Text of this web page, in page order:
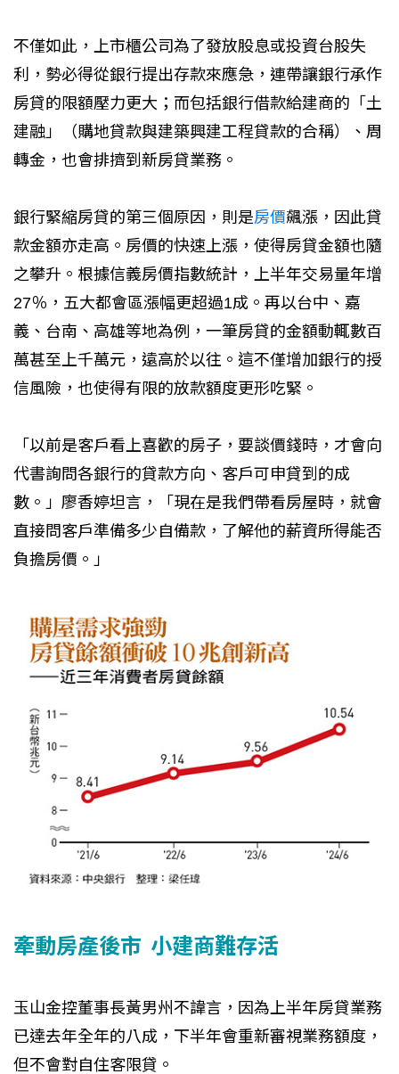
不僅如此，上市櫃公司為了發放股息或投資台股失
利，勢必得從銀行提出存款來應急，連帶讓銀行承作
房貸的限額壓力更大；而包括銀行借款給建商的「土
建融」（購地貸款與建築興建工程貸款的合稱）、周
轉金，也會排擠到新房貸業務。
銀行緊縮房貸的第三個原因，則是房價飆漲，因此貸
款金額亦走高。房價的快速上漲，使得房貸金額也隨
之攀升。根據信義房價指數統計，上半年交易量年增
27％，五大都會區漲幅更超過1成。再以台中、嘉
義、台南、高雄等地為例，一筆房貸的金額動輒數百
萬甚至上千萬元，遠高於以往。這不僅增加銀行的授
信風險，也使得有限的放款額度更形吃緊。
「以前是客戶看上喜歡的房子，要談價錢時，才會向
代書詢問各銀行的貸款方向、客戶可申貸到的成
數。」廖香婷坦言，「現在是我們帶看房屋時，就會
直接問客戶準備多少自備款，了解他的薪資所得能否
負擔房價。」
牽動房產後市 小建商難存活
玉山金控董事長黃男州不諱言，因為上半年房貸業務
已達去年全年的八成，下半年會重新審視業務額度，
但不會對自住客限貸。